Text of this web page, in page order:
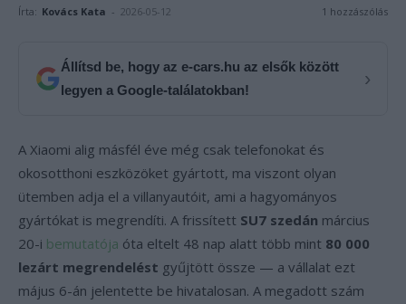
Írta: Kovács Kata - 2026-05-12 1 hozzászólás
Állítsd be, hogy az e-cars.hu az elsők között
legyen a Google-találatokban!
›
A Xiaomi alig másfél éve még csak telefonokat és
okosotthoni eszközöket gyártott, ma viszont olyan
ütemben adja el a villanyautóit, ami a hagyományos
gyártókat is megrendíti. A frissített SU7 szedán március
20-i bemutatója óta eltelt 48 nap alatt több mint 80 000
lezárt megrendelést gyűjtött össze — a vállalat ezt
május 6-án jelentette be hivatalosan. A megadott szám